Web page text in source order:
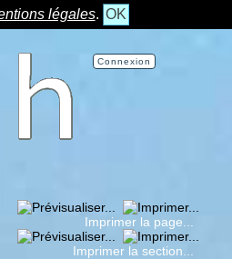
légales. OK
Imprimer la page...
Imprimer la section...
Connexion